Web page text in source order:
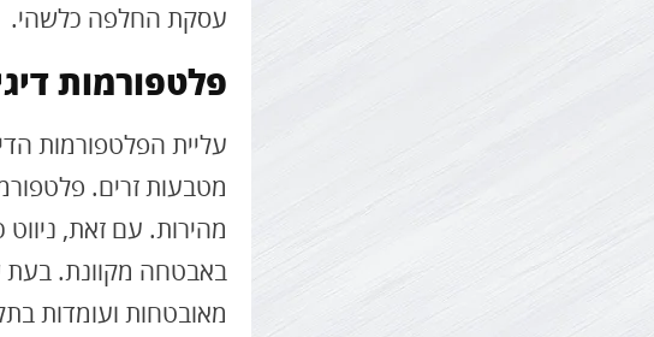
עסקת החלפה כלשהי.
פלטפורמות
עליית הפלטפורמות
מטבעות זרים.
מהירות. עם זאת,
באבטחה מקוונת. בעת
מאובטחות ועומדות